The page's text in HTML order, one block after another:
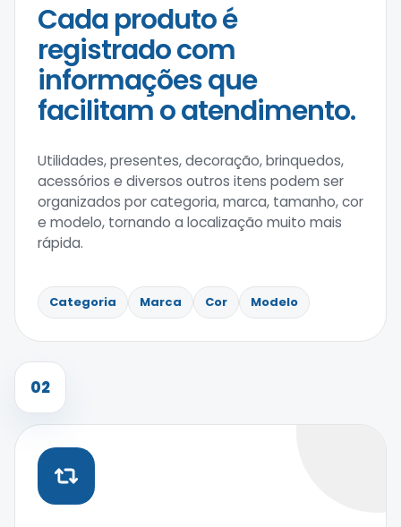
Cada produto é
registrado com
informações que
facilitam o atendimento.
Utilidades, presentes, decoração, brinquedos,
acessórios e diversos outros itens podem ser
organizados por categoria, marca, tamanho, cor
e modelo, tornando a localização muito mais
rápida.
Categoria Marca Cor Modelo
02